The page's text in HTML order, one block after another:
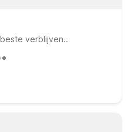
verblijven..